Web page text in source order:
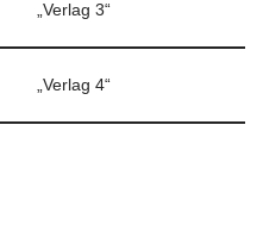
„Verlag 3“
„Verlag 4“